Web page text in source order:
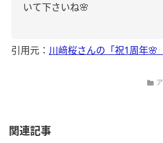
いて下さいね🌸
引用元： 川﨑桜さんの「祝1周
関連記事